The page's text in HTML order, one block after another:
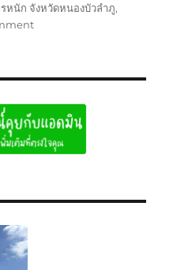
หนัก จังหวัดหนองบัวลำภู,
on
หัว
ลาก
หาง
โลวเบท
เตี้ย